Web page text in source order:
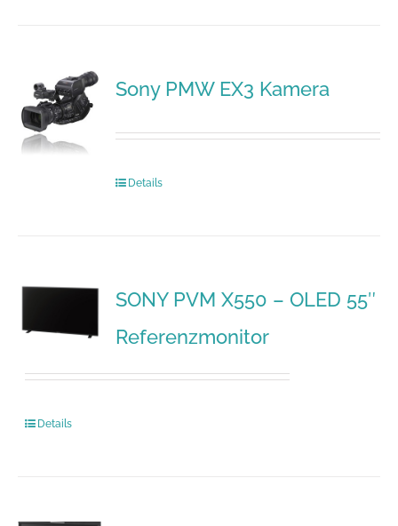
Sony PMW EX3 Kamera
Details
SONY PVM X550 – OLED 55″
Referenzmonitor
Details